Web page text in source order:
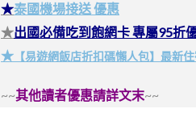
★泰國機場接送 優惠
★出國必備吃到飽網卡 專屬95折
★ 【易遊網飯店折扣碼懶人包】最新
~~其他讀者優惠請詳文末~~